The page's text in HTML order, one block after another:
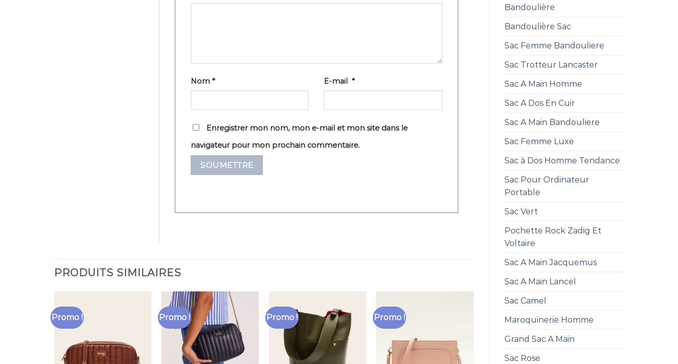
Bandoulière
Bandoulière Sac
Sac Femme Bandouliere
Sac Trotteur Lancaster
Sac A Main Homme
Sac A Dos En Cuir
Sac A Main Bandouliere
Sac Femme Luxe
Sac à Dos Homme Tendance
Sac Pour Ordinateur
Portable
Sac Vert
Pochette Rock Zadig Et
Voltaire
Sac A Main Jacquemus
Sac A Main Lancel
Sac Camel
Maroquinerie Homme
Grand Sac A Main
Sac Rose
Nom * E-mail*
Enregistrer mon nom, mon e-mail et mon site dans le
navigateur pour mon prochain commentaire.
PRODUITS SIMILAIRES
Promo ! Promo ! Promo ! Promo !